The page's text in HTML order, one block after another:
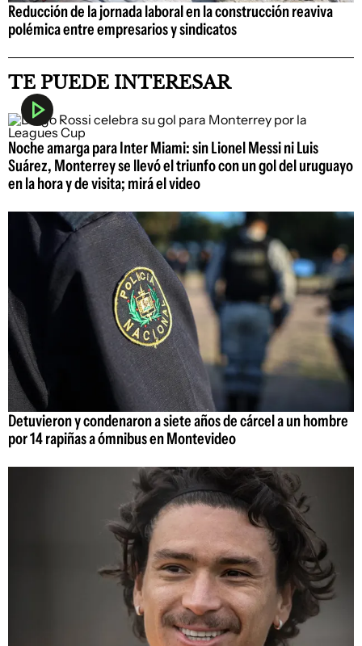
Reducción de la jornada laboral en la construcción reaviva
polémica entre empresarios y sindicatos
TE PUEDE INTERESAR
Noche amarga para Inter Miami: sin Lionel Messi ni Luis
Suárez, Monterrey se llevó el triunfo con un gol del uruguayo
en la hora y de visita; mirá el video
Detuvieron y condenaron a siete años de cárcel a un hombre
por 14 rapiñas a ómnibus en Montevideo